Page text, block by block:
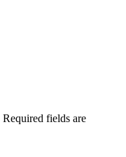
Required fields are